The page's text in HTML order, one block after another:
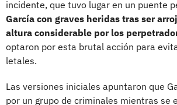
incidente, que tuvo lugar en un puente
García con graves heridas tras ser
altura considerable por los
optaron por esta brutal acción para
letales.
Las versiones iniciales apuntaron que
por un grupo de criminales mientras se